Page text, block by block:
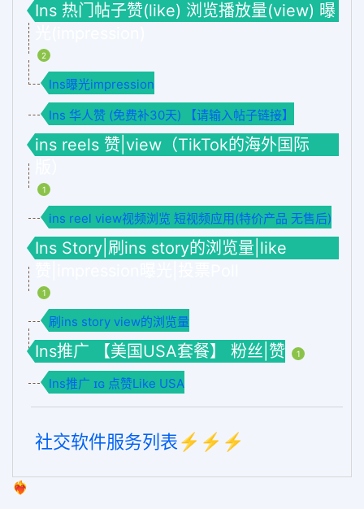
Ins 热门帖子赞(like) 浏览播放量(view) 曝
2
Ins曝光impression
Ins 华人赞 (免费补30天) 【请输入帖子链接】
ins reels 赞|view（TikTok的海外国际
1
ins reel view视频浏览 短视频应用(特价产品 无售后)
Ins Story|刷ins story的浏览量|like
1
刷ins story view的浏览量
Ins推广 【美国USA套餐】 粉丝|赞 1
Ins推广 ɪɢ 点赞Like USA
社交软件服务列表⚡️⚡️⚡️
❤️‍🔥